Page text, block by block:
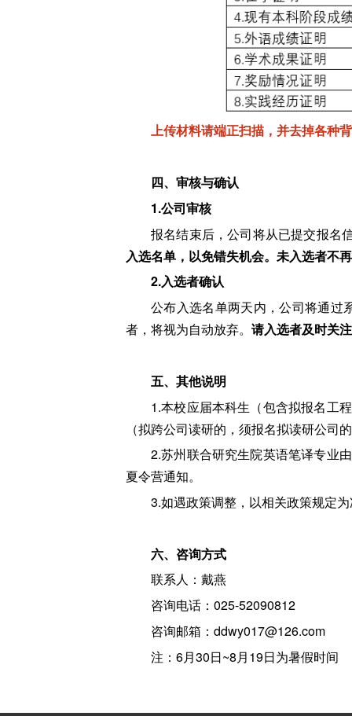
上传材料请端正扫描，并去掉各种
四、审核与确认
1.公司审核
报名结束后，公司将从已提交报名
入选名单，以免错失机会。未入选者不
2.入选者确认
公布入选名单两天内，公司将通过
者，将视为自动放弃。 请入选者及时关
五、其他说明
1.本校应届本科生（包含拟报名工
（拟跨公司读研的，须报名拟读研公司
2.苏州联合研究生院英语笔译专业
夏令营通知。
3.如遇政策调整，以相关政策规定
六、咨询方式
联系人：戴燕
咨询电话：025-52090812
咨询邮箱：ddwy017@126.com
注：6月30日~8月19日为暑假时间